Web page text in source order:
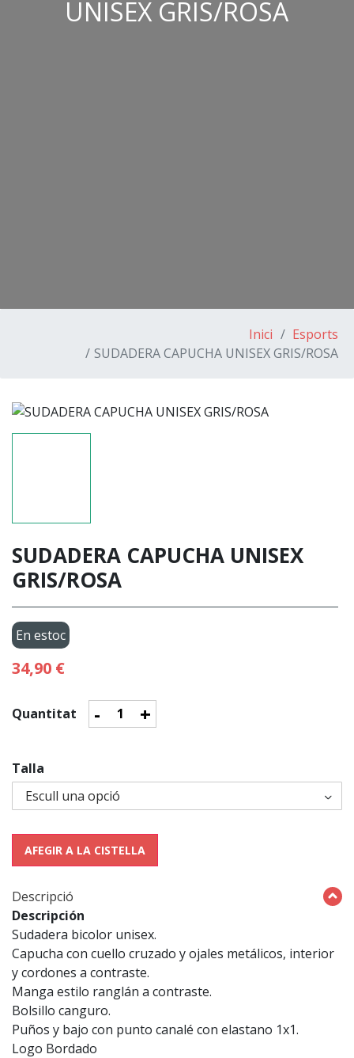
UNISEX GRIS/ROSA
Inici
Esports
SUDADERA CAPUCHA UNISEX GRIS/ROSA
SUDADERA CAPUCHA UNISEX
GRIS/ROSA
En estoc
34,90 €
Quantitat - +
Talla
AFEGIR A LA CISTELLA
Descripció
Descripción
Sudadera bicolor unisex.
Capucha con cuello cruzado y ojales metálicos, interior
y cordones a contraste.
Manga estilo ranglán a contraste.
Bolsillo canguro.
Puños y bajo con punto canalé con elastano 1x1.
Logo Bordado